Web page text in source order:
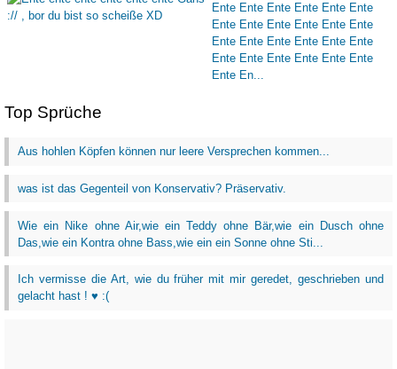
Top Sprüche
Aus hohlen Köpfen können nur leere Versprechen kommen...
was ist das Gegenteil von Konservativ? Präservativ.
Wie ein Nike ohne Air,wie ein Teddy ohne Bär,wie ein Dusch ohne
Das,wie ein Kontra ohne Bass,wie ein ein Sonne ohne Sti...
Ich vermisse die Art, wie du früher mit mir geredet, geschrieben und
gelacht hast ! ♥ :(